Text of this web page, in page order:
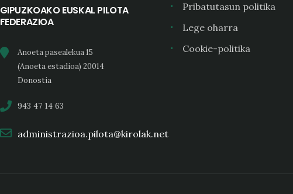
GIPUZKOAKO EUSKAL PILOTA
FEDERAZIOA
Anoeta pasealekua 15
(Anoeta estadioa) 20014
Donostia
943 47 14 63
administrazioa.pilota@kirolak.net
Pribatutasun politika
Lege oharra
Cookie-politika